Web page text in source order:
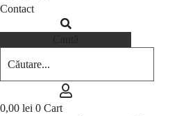
Contact
0,00 lei 0 Cart